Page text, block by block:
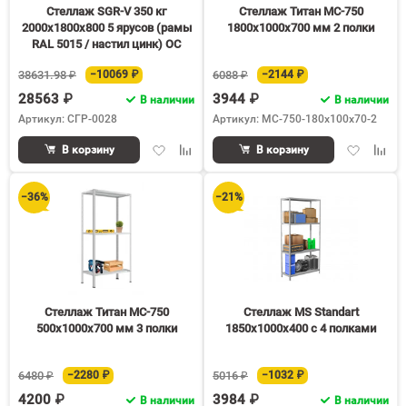
Стеллаж SGR-V 350 кг
2000х1800х800 5 ярусов (рамы
RAL 5015 / настил цинк) ОС
38631.98 ₽ −10069 ₽
28563 ₽
В наличии
Артикул: СГР-0028
ДобавитьДобавить
сравнению
В корзину
Стеллаж Титан МС-750
1800х1000х700 мм 2 полки
6088 ₽ −2144 ₽
3944 ₽
В наличии
Артикул: МС-750-180х100х70-2
Добавить
В корзину
−36%
Стеллаж Титан МС-750
500х1000х700 мм 3 полки
6480 ₽ −2280 ₽
4200 ₽ В наличии
−21%
Стеллаж MS Standart
1850х1000х400 c 4 полками
5016 ₽ −1032 ₽
3984 ₽ В наличии